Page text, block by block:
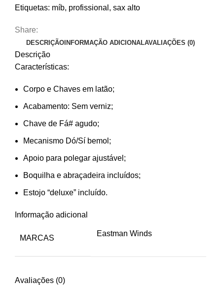
Etiquetas: míb, profissional , sax alto
Share:
DESCRIÇÃOINFORMAÇÃO ADICIONALAVALIAÇÕES (0)
Descrição
Características:
Corpo e Chaves em latão;
Acabamento: Sem verniz;
Chave de Fá# agudo;
Mecanismo Dó/Sí bemol;
Apoio para polegar ajustável;
Boquilha e abraçadeira incluídos;
Estojo “deluxe” incluído.
Informação adicional
MARCAS
Eastman Winds
Avaliações (0)